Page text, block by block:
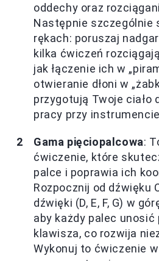
oddechy oraz
Następnie szczególnie
rękach: poruszaj
kilka ćwiczeń
jak łączenie ich w
otwieranie dłoni w
przygotują Twoje ciało
pracy przy
Gama pięciopalcowa:
ćwiczenie, które
palce i poprawia ich
Rozpocznij od dźwięku
dźwięki (D, E, F, G) w
aby każdy palec
klawisza, co rozwija
Wykonuj to ćwiczenie